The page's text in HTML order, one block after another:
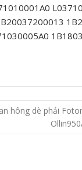
hông dè phải